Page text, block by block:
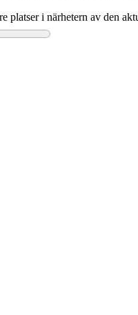
platser i närhetern av den